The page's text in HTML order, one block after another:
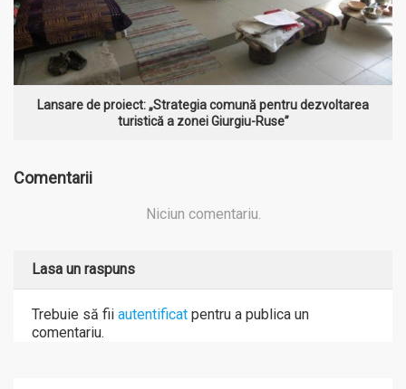
Lansare de proiect: „Strategia comună pentru dezvoltarea
turistică a zonei Giurgiu-Ruse”
Comentarii
Niciun comentariu.
Lasa un raspuns
Trebuie să fii autentificat pentru a publica un
comentariu.